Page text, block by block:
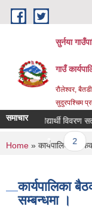
Skip to main content
सुर्नया
गाउँ
रौलेश्वर, बैतडी
सुदुरपश्चिम
समाचार विद्यार्थी विवरण
Pages
1 2
You are
Home » कार्यपालिका
कार्यपालिका
सम्बन्धमा ।